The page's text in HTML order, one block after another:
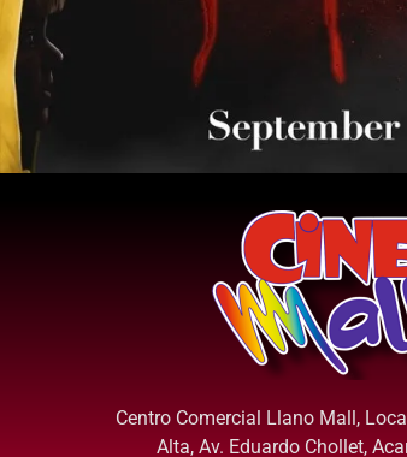
Centro Comercial Llano Mall,
Alta, Av. Eduardo Chollet,